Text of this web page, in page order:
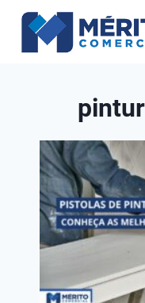
Pular